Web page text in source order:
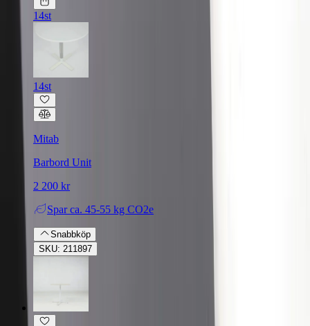
14st
14st
Mitab
Barbord Unit
2 200 kr
Spar ca. 45-55 kg CO2e
Snabbköp
SKU: 211897